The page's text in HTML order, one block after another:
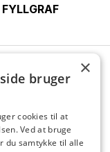
×
bruger
cookies til at
Ved at bruge
du samtykke til alle